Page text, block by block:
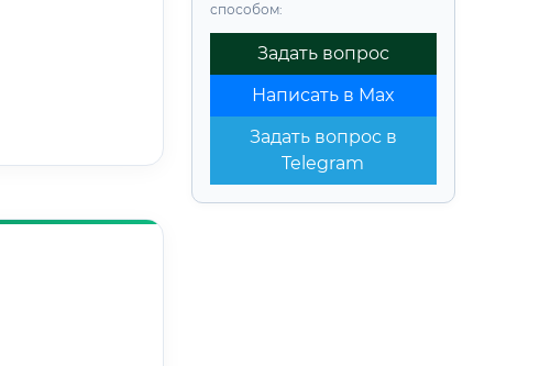
способом:
Задать вопрос
Написать в Max
Задать вопрос в
Telegram